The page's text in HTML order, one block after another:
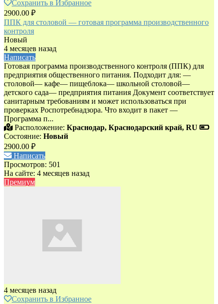
Сохранить в Избранное
2900.00 ₽
ППК для столовой — готовая программа производственного
контроля
Новый
4 месяцев назад
Написать
Готовая программа производственного контроля (ППК) для
предприятия общественного питания. Подходит для: —
столовой— кафе— пищеблока— школьной столовой—
детского сада— предприятия питания Документ соответствует
санитарным требованиям и может использоваться при
проверках Роспотребнадзора. Что входит в пакет —
Программа п...
Расположение: Краснодар, Краснодарский край, RU
Состояние: Новый
2900.00 ₽
Написать
Просмотров: 501
На сайте: 4 месяцев назад
Премиум
4 месяцев назад
Сохранить в Избранное